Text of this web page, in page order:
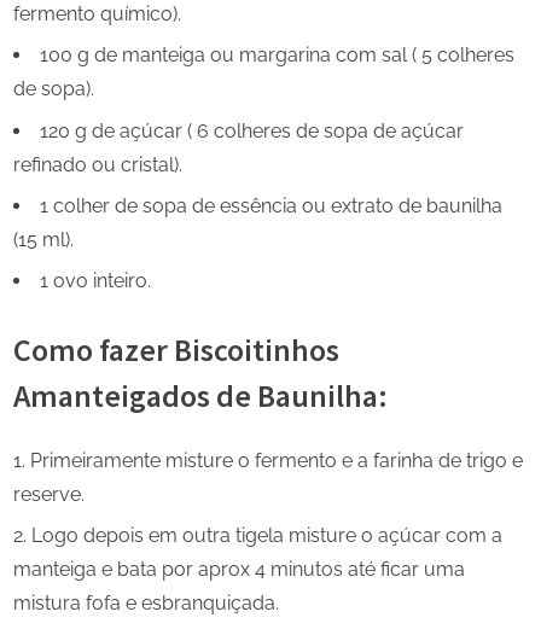
fermento químico).
100 g de manteiga ou margarina com sal ( 5 colheres
de sopa).
120 g de açúcar ( 6 colheres de sopa de açúcar
refinado ou cristal).
1 colher de sopa de essência ou extrato de baunilha
(15 ml).
1 ovo inteiro.
Como fazer Biscoitinhos
Amanteigados de Baunilha:
Primeiramente misture o fermento e a farinha de trigo e
reserve.
Logo depois em outra tigela misture o açúcar com a
manteiga e bata por aprox 4 minutos até ficar uma
mistura fofa e esbranquiçada.